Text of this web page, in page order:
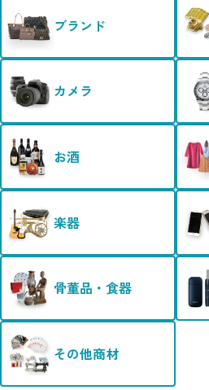
ブランド
カメラ
お酒
楽器
骨董品・食器
その他商材